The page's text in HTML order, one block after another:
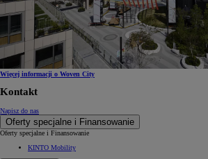
Więcej informacji o Woven City
Kontakt
Napisz do nas
Oferty specjalne i Finansowanie
Oferty specjalne i Finansowanie
KINTO Mobility